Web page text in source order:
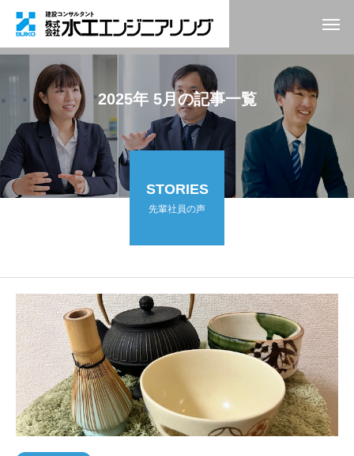
2025年 5月の記事一覧
STORIES
先輩社員の声